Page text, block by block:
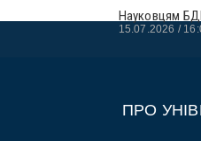
Науковцям
15.07.2026
ПРО